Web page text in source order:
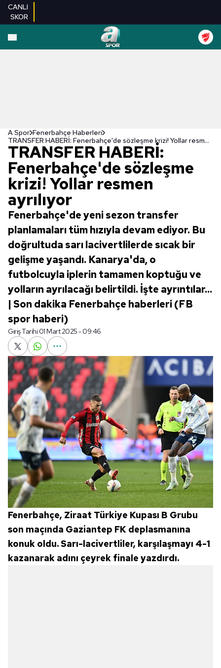
CANLI
SKOR
A Spor Fenerbahçe Haberleri
TRANSFER HABERİ: Fenerbahçe'de sözleşme krizi! Yollar resmen ayrılıyor
TRANSFER HABERİ:
Fenerbahçe'de sözleşme
krizi! Yollar resmen
ayrılıyor
Fenerbahçe'de yeni sezon transfer
planlamaları tüm hızıyla devam ediyor. Bu
doğrultuda sarı lacivertlilerde sıcak bir
gelişme yaşandı. Kanarya'da, o
futbolcuyla iplerin tamamen koptuğu ve
yolların ayrılacağı belirtildi. İşte ayrıntılar...
| Son dakika Fenerbahçe haberleri (FB
spor haberi)
Giriş Tarihi:01 Mart 2025 - 09:46
Fenerbahçe, Ziraat Türkiye Kupası B Grubu
son maçında Gaziantep FK deplasmanına
konuk oldu. Sarı-lacivertliler, karşılaşmayı 4-1
kazanarak adını çeyrek finale yazdırdı.